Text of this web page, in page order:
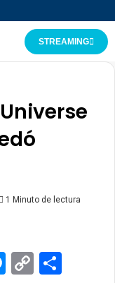
STREAMING
1 Minuto de lectura
Copy